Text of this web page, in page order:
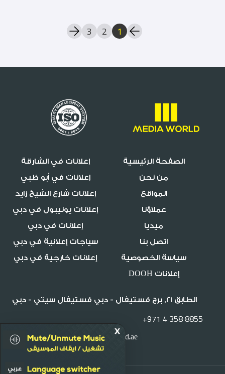
1
2
3
الصفحة الرئيسية
إعلانات في الشارقة
من نحن
إعلانات في أبو ظبي
المواقع
إعلانات شارع الشيخ زايد
عملاؤنا
إعلانات يونيبول في دبي
ميديا
إعلانات في دبي
اتصل بنا
سياجات إعلانية في دبي
سياسة الخصوصية
إعلانات خارجية في دبي
إعلانات DOOH
الطابق 21, برج فستيفال - دبي فستيفال سيتي - دبي
+971 4 358 8855
info@mediaworld.ae